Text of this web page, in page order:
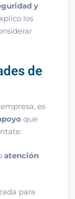
y
los
de
es
que
atención
para